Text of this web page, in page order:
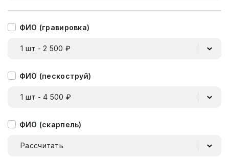
ФИО (гравировка)
1 шт - 2 500 ₽
ФИО (пескоструй)
1 шт - 4 500 ₽
ФИО (скарпель)
Рассчитать